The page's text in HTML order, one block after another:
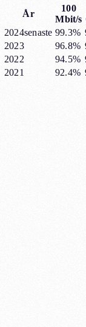
År
100
Mbit/s
2024senaste 99.3%
2023
96.8%
2022
94.5%
2021
92.4%